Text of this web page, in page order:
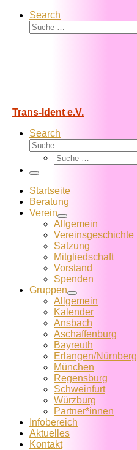
Search
Suche
Trans-Ident e.V.
Search
Suche
Suche
Menü
Startseite
Beratung
Verein
Allgemein
Vereins­geschichte
Satzung
Mitglied­schaft
Vorstand
Spenden
Gruppen
Allgemein
Kalender
Ansbach
Aschaffenburg
Bayreuth
Erlangen/Nürnberg
München
Regensburg
Schweinfurt
Würzburg
Partner*innen
Infobereich
Aktuelles
Kontakt